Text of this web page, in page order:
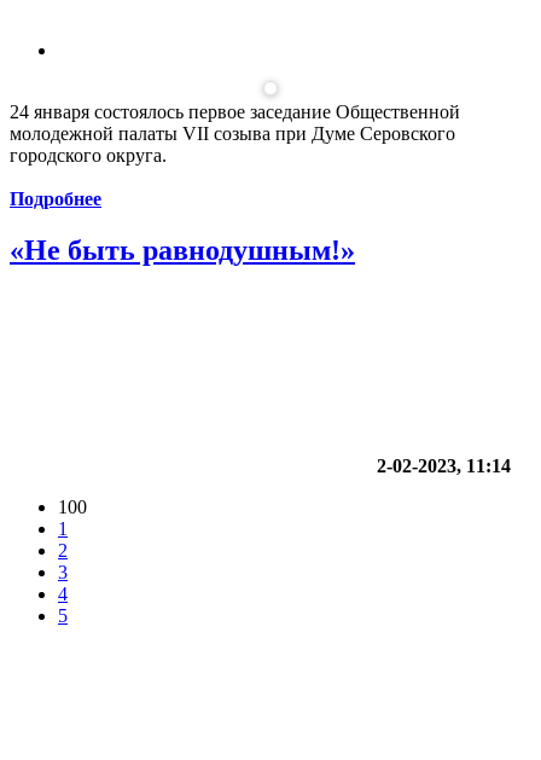
24 января состоялось первое заседание Общественной
молодежной палаты VII созыва при Думе Серовского
городского округа.
Подробнее
«Не быть равнодушным!»
2-02-2023, 11:14
100
1
2
3
4
5